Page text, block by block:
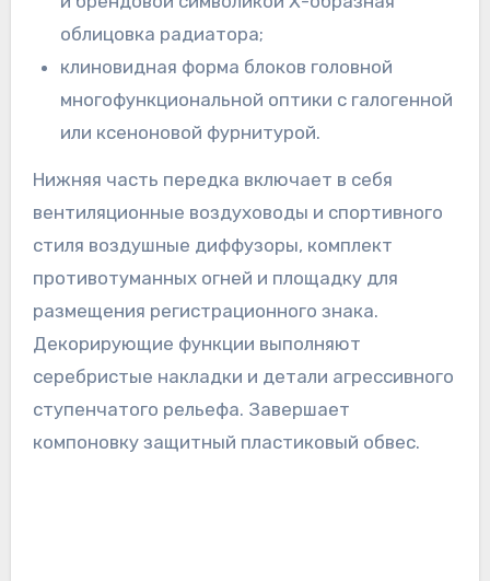
облицовка радиатора;
клиновидная форма блоков головной
многофункциональной оптики с галогенной
или ксеноновой фурнитурой.
Нижняя часть передка включает в себя
вентиляционные воздуховоды и спортивного
стиля воздушные диффузоры, комплект
противотуманных огней и площадку для
размещения регистрационного знака.
Декорирующие функции выполняют
серебристые накладки и детали агрессивного
ступенчатого рельефа. Завершает
компоновку защитный пластиковый обвес.